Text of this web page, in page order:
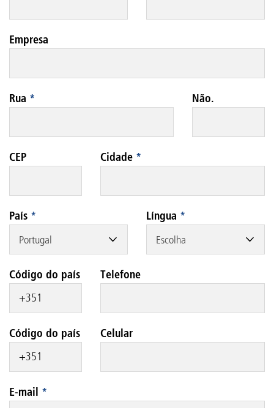
Empresa
Rua * Não.
CEP Cidade *
País *
Portugal
Língua *
Escolha
Código do país Telefone
Código do país Celular
E-mail *